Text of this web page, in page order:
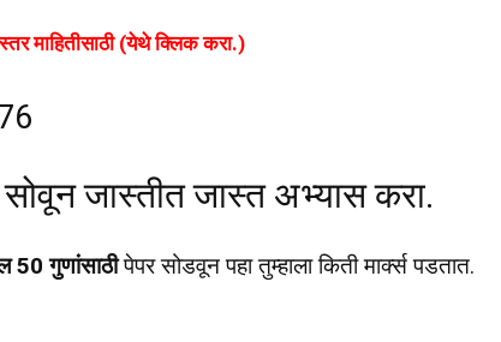
माहितीसाठी (येथे क्लिक करा.)
जास्तीत जास्त अभ्यास करा.
50 गुणांसाठीपेपर सोडवून पहा तुम्हाला किती मार्क्स पडतात.